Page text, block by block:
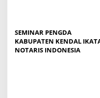
SEMINAR PENGDA
KABUPATEN KENDAL
NOTARIS INDONESIA